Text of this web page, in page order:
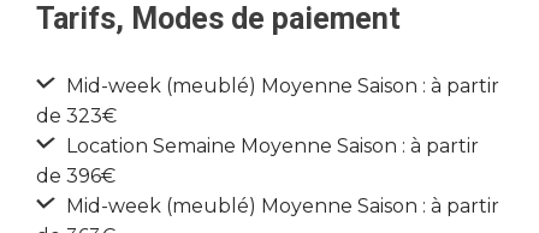
Tarifs, Modes de paiement
Mid-week (meublé) Moyenne Saison : à partir
de 323€
Location Semaine Moyenne Saison : à partir
de 396€
Mid-week (meublé) Moyenne Saison : à partir